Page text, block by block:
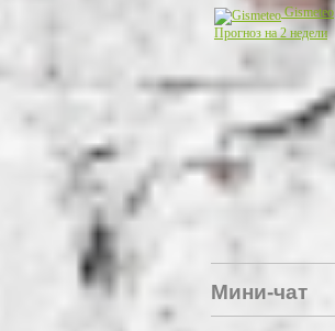
Gismeteo
Прогноз на 2 недели
Мини-чат